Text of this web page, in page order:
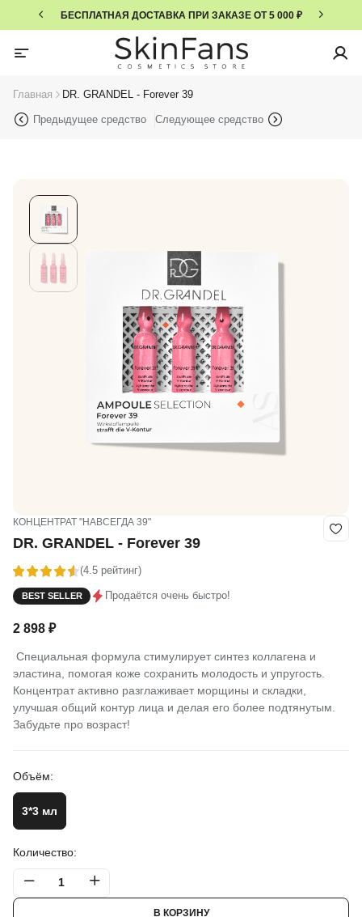
БЕСПЛАТНАЯ ДОСТАВКА ПРИ ЗАКАЗЕ ОТ 5 000 ₽
Главная DR. GRANDEL - Forever 39
Предыдущее средство Следующее средство
КОНЦЕНТРАТ "НАВСЕГДА 39"
DR. GRANDEL - Forever 39
(4.5 рейтинг)
BEST SELLER Продаётся очень быстро!
2 898 ₽
Специальная формула стимулирует синтез коллагена и
эластина, помогая коже сохранить молодость и упругость.
Концентрат активно разглаживает морщины и складки,
улучшая общий контур лица и делая его более подтянутым.
Забудьте про возраст!
Объём:
3*3 мл
Количество:
В КОРЗИНУ